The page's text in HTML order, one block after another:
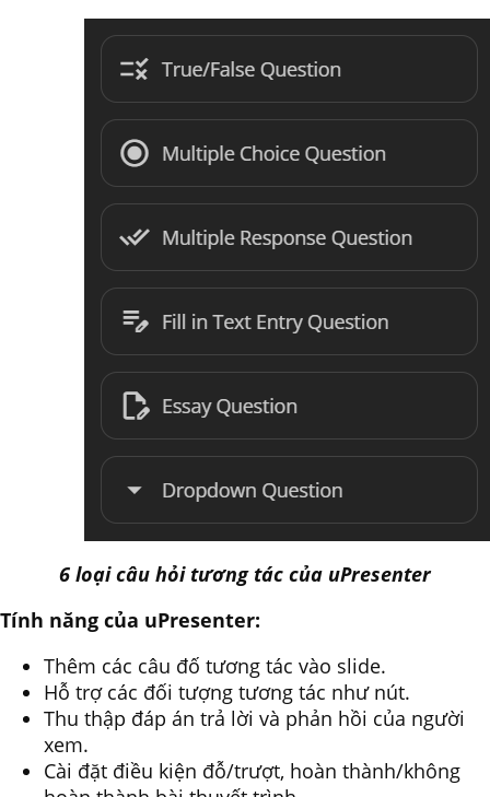
6 loại câu hỏi tương tác của uPresenter
Tính năng của uPresenter:
Thêm các câu đố tương tác vào slide.
Hỗ trợ các đối tượng tương tác như nút.
Thu thập đáp án trả lời và phản hồi của người
xem.
Cài đặt điều kiện đỗ/trượt, hoàn thành/không